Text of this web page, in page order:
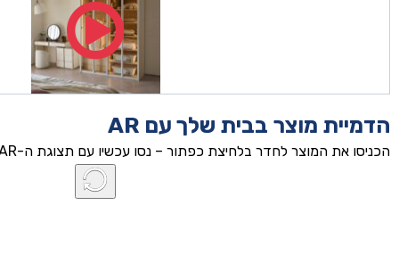
הדמיית מוצר בבית שלך עם AR
הכניסו את המוצר לחדר בלחיצת כפתור – נסו עכשיו עם תצוגת ה-AR!